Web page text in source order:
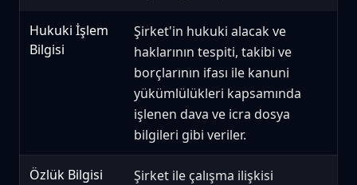
Hukuki İşlem
Bilgisi
Şirket'in hukuki alacak ve
haklarının tespiti, takibi ve
borçlarının ifası ile kanuni
yükümlülükleri kapsamında
işlenen dava ve icra dosya
bilgileri gibi veriler.
Özlük Bilgisi
Şirket ile çalışma ilişkisi